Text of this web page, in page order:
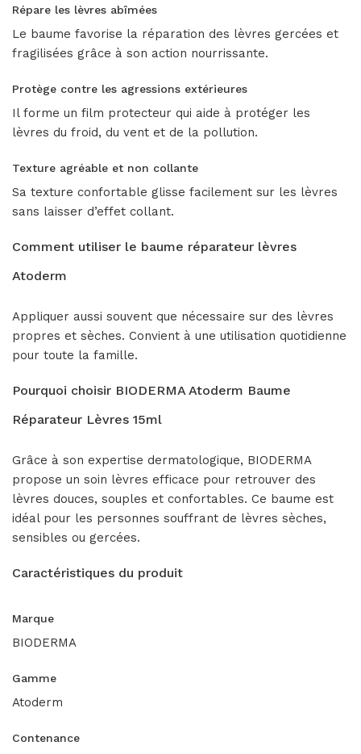
Répare les lèvres abîmées
Le baume favorise la réparation des lèvres gercées et
fragilisées grâce à son action nourrissante.
Protège contre les agressions extérieures
Il forme un film protecteur qui aide à protéger les
lèvres du froid, du vent et de la pollution.
Texture agréable et non collante
Sa texture confortable glisse facilement sur les lèvres
sans laisser d’effet collant.
Comment utiliser le baume réparateur lèvres
Atoderm
Appliquer aussi souvent que nécessaire sur des lèvres
propres et sèches. Convient à une utilisation quotidienne
pour toute la famille.
Pourquoi choisir BIODERMA Atoderm Baume
Réparateur Lèvres 15ml
Grâce à son expertise dermatologique, BIODERMA
propose un soin lèvres efficace pour retrouver des
lèvres douces, souples et confortables. Ce baume est
idéal pour les personnes souffrant de lèvres sèches,
sensibles ou gercées.
Caractéristiques du produit
Marque
BIODERMA
Gamme
Atoderm
Contenance